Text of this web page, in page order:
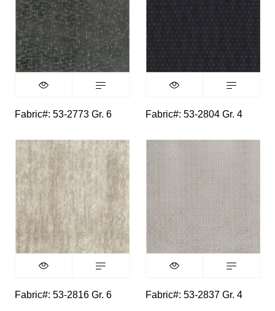
Fabric#: 53-2773 Gr. 6 Fabric#: 53-2804 Gr. 4
Fabric#: 53-2816 Gr. 6 Fabric#: 53-2837 Gr. 4